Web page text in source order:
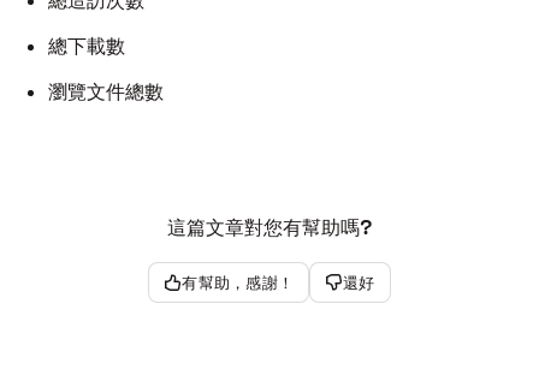
總下載數
瀏覽文件總數
這篇文章對您有幫助嗎?
有幫助，感謝！ 還好